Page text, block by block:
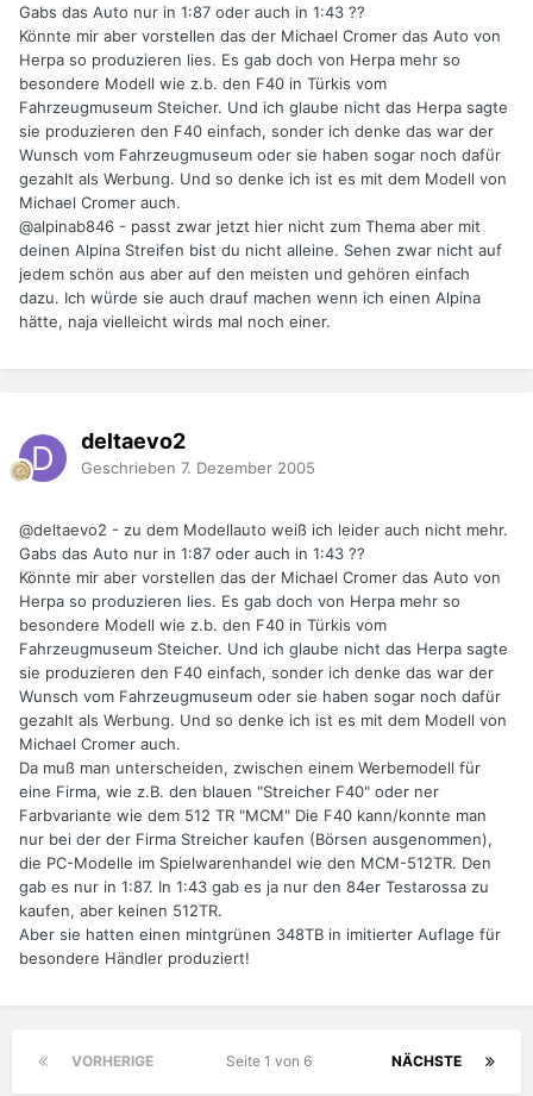
Gabs das Auto nur in 1:87 oder auch in 1:43 ??
Könnte mir aber vorstellen das der Michael Cromer das Auto von
Herpa so produzieren lies. Es gab doch von Herpa mehr so
besondere Modell wie z.b. den F40 in Türkis vom
Fahrzeugmuseum Steicher. Und ich glaube nicht das Herpa sagte
sie produzieren den F40 einfach, sonder ich denke das war der
Wunsch vom Fahrzeugmuseum oder sie haben sogar noch dafür
gezahlt als Werbung. Und so denke ich ist es mit dem Modell von
Michael Cromer auch.
@alpinab846 - passt zwar jetzt hier nicht zum Thema aber mit
deinen Alpina Streifen bist du nicht alleine. Sehen zwar nicht auf
jedem schön aus aber auf den meisten und gehören einfach
dazu. Ich würde sie auch drauf machen wenn ich einen Alpina
hätte, naja vielleicht wirds mal noch einer.
deltaevo2
Geschrieben 7. Dezember 2005
@deltaevo2 - zu dem Modellauto weiß ich leider auch nicht mehr.
Gabs das Auto nur in 1:87 oder auch in 1:43 ??
Könnte mir aber vorstellen das der Michael Cromer das Auto von
Herpa so produzieren lies. Es gab doch von Herpa mehr so
besondere Modell wie z.b. den F40 in Türkis vom
Fahrzeugmuseum Steicher. Und ich glaube nicht das Herpa sagte
sie produzieren den F40 einfach, sonder ich denke das war der
Wunsch vom Fahrzeugmuseum oder sie haben sogar noch dafür
gezahlt als Werbung. Und so denke ich ist es mit dem Modell von
Michael Cromer auch.
Da muß man unterscheiden, zwischen einem Werbemodell für
eine Firma, wie z.B. den blauen "Streicher F40" oder ner
Farbvariante wie dem 512 TR "MCM" Die F40 kann/konnte man
nur bei der der Firma Streicher kaufen (Börsen ausgenommen),
die PC-Modelle im Spielwarenhandel wie den MCM-512TR. Den
gab es nur in 1:87. In 1:43 gab es ja nur den 84er Testarossa zu
kaufen, aber keinen 512TR.
Aber sie hatten einen mintgrünen 348TB in imitierter Auflage für
besondere Händler produziert!
VORHERIGE NÄCHSTE
Seite 1 von 6